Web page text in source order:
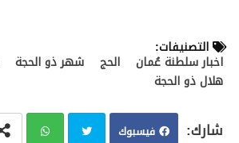
التصنيفات:
اخبار سلطنة عُمان الحج شهر ذو الحجة
هلال ذو الحجة
فيسبوك